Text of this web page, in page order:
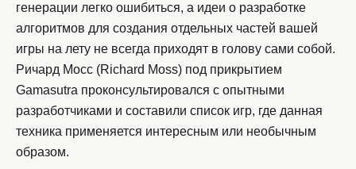
генерации легко ошибиться, а идеи о разработке
алгоритмов для создания отдельных частей вашей
игры на лету не всегда приходят в голову сами собой.
Ричард Мосс (Richard Moss) под прикрытием
Gamasutra проконсультировался с опытными
разработчиками и составили список игр, где данная
техника применяется интересным или необычным
образом.